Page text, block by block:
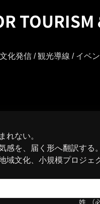
化発信 / 観光導線 / イベ
れない。
感を、届く形へ翻訳する。
域文化、小規模プロジェ
姓 （